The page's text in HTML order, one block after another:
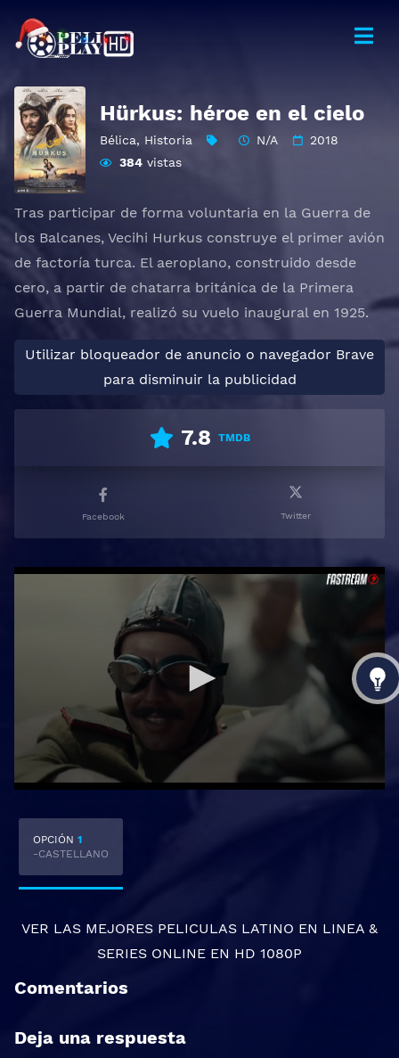
Hürkus: héroe en el cielo
Bélica, Historia N/A
2018
384 vistas
Tras participar de forma voluntaria en la Guerra de
los Balcanes, Vecihi Hurkus construye el primer avión
de factoría turca. El aeroplano, construido desde
cero, a partir de chatarra británica de la Primera
Guerra Mundial, realizó su vuelo inaugural en 1925.
Utilizar bloqueador de anuncio o navegador Brave
para disminuir la publicidad
7.8 TMDB
Facebook Twitter
OPCIÓN 1
-CASTELLANO
VER LAS MEJORES PELICULAS LATINO EN LINEA &
SERIES ONLINE EN HD 1080P
Comentarios
Deja una respuesta